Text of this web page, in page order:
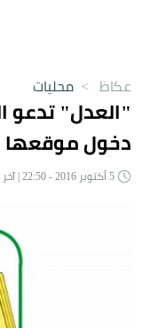
عكاظ > محليات
"العدل" تدعو
دخول موقعها